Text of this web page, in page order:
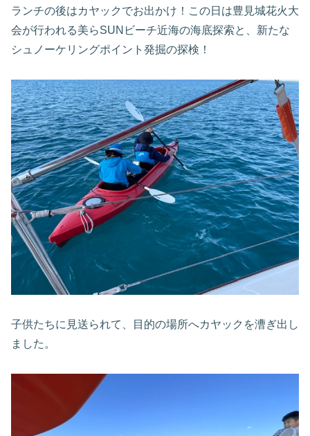
ランチの後はカヤックでお出かけ！この日は豊見城花火大
会が行われる美らSUNビーチ近海の海底探索と、新たな
シュノーケリングポイント発掘の探検！
子供たちに見送られて、目的の場所へカヤックを漕ぎ出し
ました。